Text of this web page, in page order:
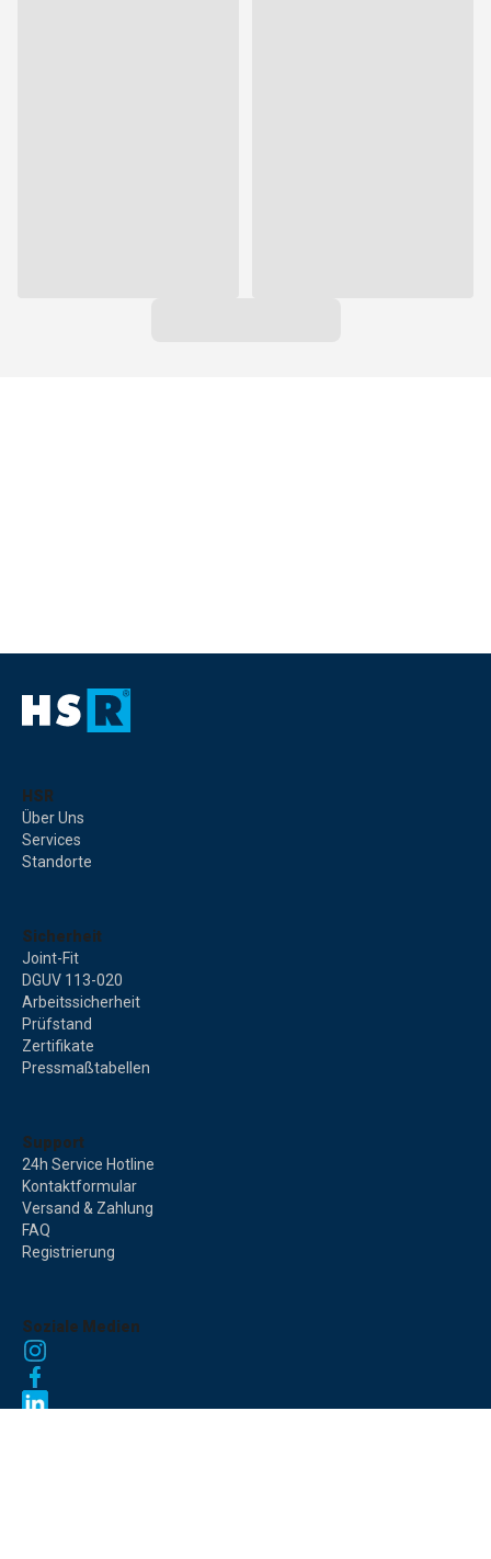
HSR
Über Uns
Services
Standorte
Sicherheit
Joint-Fit
DGUV 113-020
Arbeitssicherheit
Prüfstand
Zertifikate
Pressmaßtabellen
Support
24h Service Hotline
Kontaktformular
Versand & Zahlung
FAQ
Registrierung
Soziale Medien